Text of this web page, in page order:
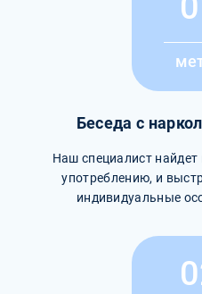
Беседа с
Наш специалист
употреблению, и
индивидуальные